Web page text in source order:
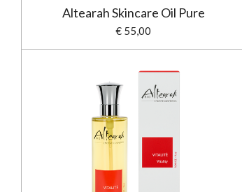
Altearah Skincare Oil Pure
€ 55,00